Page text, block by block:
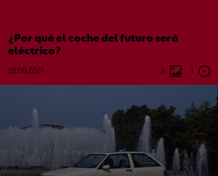
¿Por qué el coche del futuro será
eléctrico?
28.09.2021 3 1